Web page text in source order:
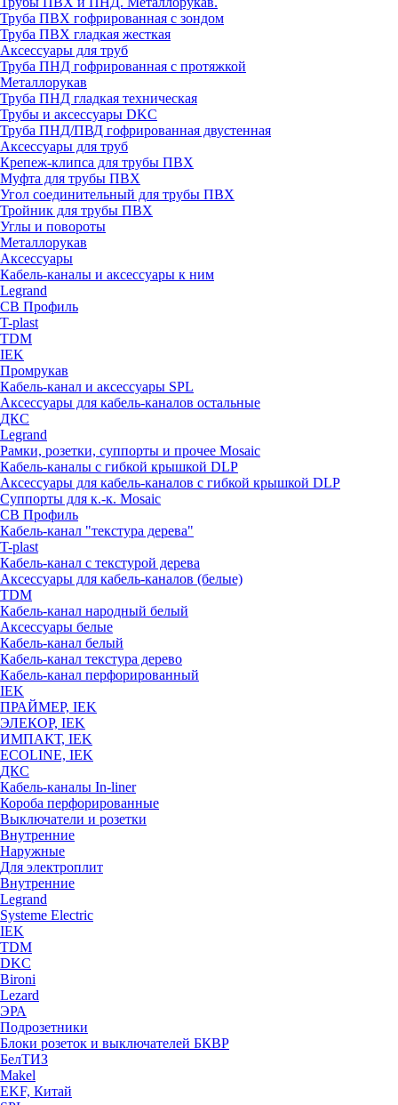
Труба ПВХ гофрированная с зондом
Труба ПВХ гладкая жесткая
Аксессуары для труб
Труба ПНД гофрированная с протяжкой
Металлорукав
Труба ПНД гладкая техническая
Трубы и аксессуары DKC
Труба ПНД/ПВД гофрированная двустенная
Аксессуары для труб
Крепеж-клипса для трубы ПВХ
Муфта для трубы ПВХ
Угол соединительный для трубы ПВХ
Тройник для трубы ПВХ
Углы и повороты
Металлорукав
Аксессуары
Кабель-каналы и аксессуары к ним
Legrand
СВ Профиль
T-plast
TDM
IEK
Промрукав
Кабель-канал и аксессуары SPL
Аксессуары для кабель-каналов остальные
ДКС
Legrand
Рамки, розетки, суппорты и прочее Mosaic
Кабель-каналы с гибкой крышкой DLP
Аксессуары для кабель-каналов с гибкой крышкой DLP
Суппорты для к.-к. Mosaic
СВ Профиль
Кабель-канал "текстура дерева"
T-plast
Кабель-канал с текстурой дерева
Аксессуары для кабель-каналов (белые)
TDM
Кабель-канал народный белый
Аксессуары белые
Кабель-канал белый
Кабель-канал текстура дерево
Кабель-канал перфорированный
IEK
ПРАЙМЕР, IEK
ЭЛЕКОР, IEK
ИМПАКТ, IEK
ECOLINE, IEK
ДКС
Кабель-каналы In-liner
Короба перфорированные
Выключатели и розетки
Внутренние
Наружные
Для электроплит
Внутренние
Legrand
Systeme Electric
IEK
TDM
DKC
Bironi
Lezard
ЭРА
Подрозетники
Блоки розеток и выключателей БКВР
БелТИЗ
Makel
EKF, Китай